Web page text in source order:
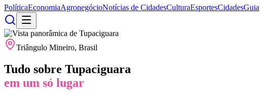
PolíticaEconomiaAgronegócioNotícias de CidadesCulturaEsportesCidadesGuia
Triângulo Mineiro, Brasil
Tudo sobre Tupaciguara
em um só lugar